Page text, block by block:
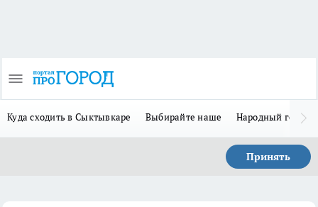
Куда сходить в Сыктывкаре Выбирайте наше Народный герой
Принять